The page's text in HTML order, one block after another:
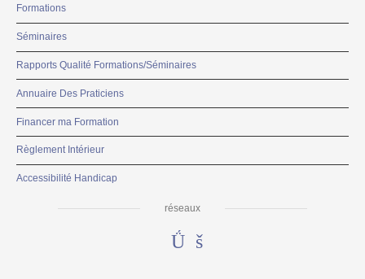
Formations
Séminaires
Rapports Qualité Formations/Séminaires
Annuaire Des Praticiens
Financer ma Formation
Règlement Intérieur
Accessibilité Handicap
réseaux